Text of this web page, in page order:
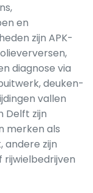
en
zijn APK-
diagnose via
deuken­
vallen
Delft zijn
merken als
andere zijn
rijwielbedrijven